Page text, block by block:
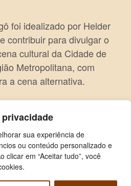
sua experiência de
ou conteúdo personalizado e
clicar em “Aceitar tudo”, você
foi idealizado por Helder
contribuir para divulgar o
cultural da Cidade de
Metropolitana, com
a cena alternativa.